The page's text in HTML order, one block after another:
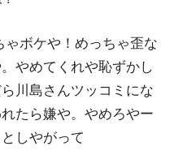
ゃボケや！めっちゃ歪な
やめてくれや恥ずかし
川島さんツッコミにな
たら嫌や。やめろやー
しやがって